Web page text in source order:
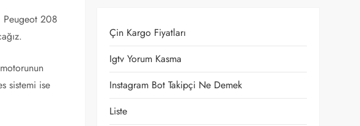
Peugeot 208
sistemi ise
Çin Kargo Fiyatları
Igtv Yorum Kasma
Instagram Bot Takipçi Ne Demek
Liste